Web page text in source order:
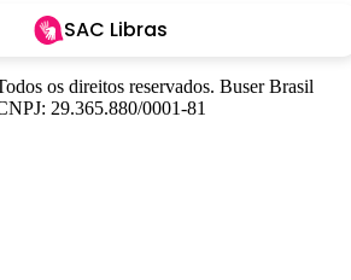
SAC Libras
os direitos reservados. Buser Brasil
29.365.880/0001-81